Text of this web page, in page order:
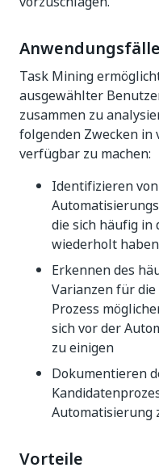
Anwendungsfälle
Task Mining
ausgewählter
zusammen zu
folgenden Zwecken in
verfügbar zu machen:
Identifizieren von
die sich häufig
wiederholt haben
Erkennen des
Varianzen für
Prozess
sich vor der
zu einigen
Dokumentieren
Automatisierung
Vorteile